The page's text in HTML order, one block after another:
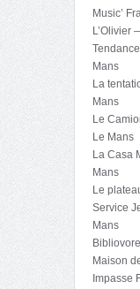
Music’
L’Olivier
Mans
La
Mans
Le
Le Mans
La Casa
Mans
Le
Service
Mans
Maison
Impasse